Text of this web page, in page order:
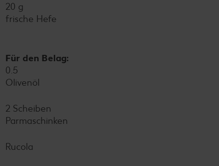
20 g
frische Hefe
Für den Belag:
0.5
Olivenöl
2 Scheiben
Parmaschinken
Rucola